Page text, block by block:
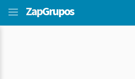
ZapGrupos